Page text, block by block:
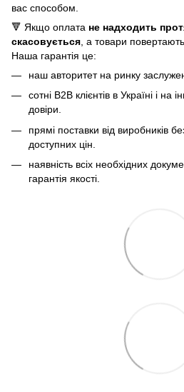
вас способом.
🔻 Якщо оплата не надходить
скасовується , а товари
Наша гарантія це:
наш авторитет на ринку
сотні B2B клієнтів в Україні і на
довіри.
прямі поставки від виробників
доступних цін.
наявність всіх необхідних
гарантія якості.